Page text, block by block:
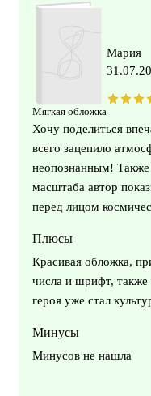
Мягкая обложка
Мария
Хочу поделиться
всего зацепило
неопознанным! Также
масштаба автор
перед лицом
Плюсы
Красивая обложка,
числа и шрифт, также
героя уже стал
Минусы
Минусов не нашла